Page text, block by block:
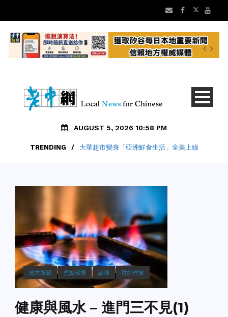
AUGUST 5, 2026 10:58 PM
TRENDING / 大華超市變身「亞洲鮮食生活」全美上線
地方新聞 焦點報導 論壇 駐站作家
健康與風水 – 進門三不見(1)